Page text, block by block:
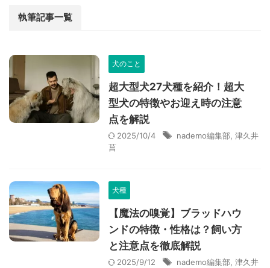
執筆記事一覧
犬のこと
超大型犬27犬種を紹介！超大
型犬の特徴やお迎え時の注意
点を解説
2025/10/4 nademo編集部, 津久井
菖
犬種
【魔法の嗅覚】ブラッドハウ
ンドの特徴・性格は？飼い方
と注意点を徹底解説
2025/9/12 nademo編集部, 津久井